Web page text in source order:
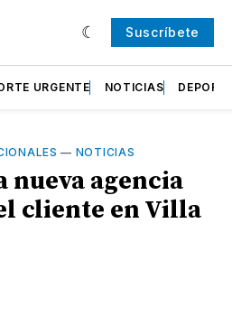
Suscríbete
URGENTE NOTICIAS
— NOTICIAS
nueva agencia
cliente en Villa